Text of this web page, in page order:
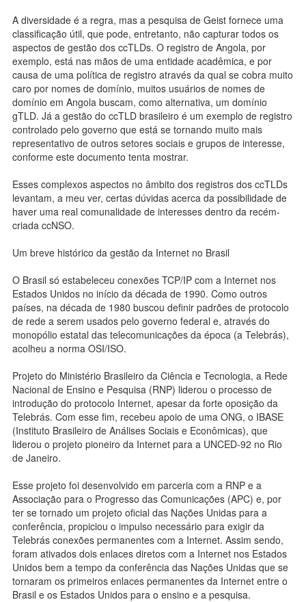
A diversidade é a regra, mas a pesquisa de Geist fornece uma
classificação útil, que pode, entretanto, não capturar todos os
aspectos de gestão dos ccTLDs. O registro de Angola, por
exemplo, está nas mãos de uma entidade acadêmica, e por
causa de uma política de registro através da qual se cobra muito
caro por nomes de domínio, muitos usuários de nomes de
domínio em Angola buscam, como alternativa, um domínio
gTLD. Já a gestão do ccTLD brasileiro é um exemplo de registro
controlado pelo governo que está se tornando muito mais
representativo de outros setores sociais e grupos de interesse,
conforme este documento tenta mostrar.
Esses complexos aspectos no âmbito dos registros dos ccTLDs
levantam, a meu ver, certas dúvidas acerca da possibilidade de
haver uma real comunalidade de interesses dentro da recém-
criada ccNSO.
Um breve histórico da gestão da Internet no Brasil
O Brasil só estabeleceu conexões TCP/IP com a Internet nos
Estados Unidos no início da década de 1990. Como outros
países, na década de 1980 buscou definir padrões de protocolo
de rede a serem usados pelo governo federal e, através do
monopólio estatal das telecomunicações da época (a Telebrás),
acolheu a norma OSI/ISO.
Projeto do Ministério Brasileiro da Ciência e Tecnologia, a Rede
Nacional de Ensino e Pesquisa (RNP) liderou o processo de
introdução do protocolo Internet, apesar da forte oposição da
Telebrás. Com esse fim, recebeu apoio de uma ONG, o IBASE
(Instituto Brasileiro de Análises Sociais e Econômicas), que
liderou o projeto pioneiro da Internet para a UNCED-92 no Rio
de Janeiro.
Esse projeto foi desenvolvido em parceria com a RNP e a
Associação para o Progresso das Comunicações (APC) e, por
ter se tornado um projeto oficial das Nações Unidas para a
conferência, propiciou o impulso necessário para exigir da
Telebrás conexões permanentes com a Internet. Assim sendo,
foram ativados dois enlaces diretos com a Internet nos Estados
Unidos bem a tempo da conferência das Nações Unidas que se
tornaram os primeiros enlaces permanentes da Internet entre o
Brasil e os Estados Unidos para o ensino e a pesquisa.